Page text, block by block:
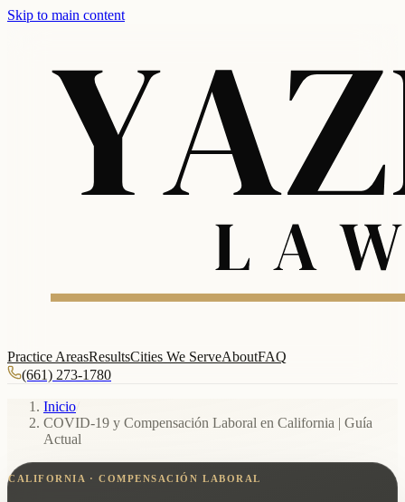
Skip to main content
Practice AreasResultsCities We ServeAboutFAQ
(661) 273-1780
Inicio
COVID-19 y Compensación Laboral en California | Guía
Actual
CALIFORNIA · COMPENSACIÓN LABORAL